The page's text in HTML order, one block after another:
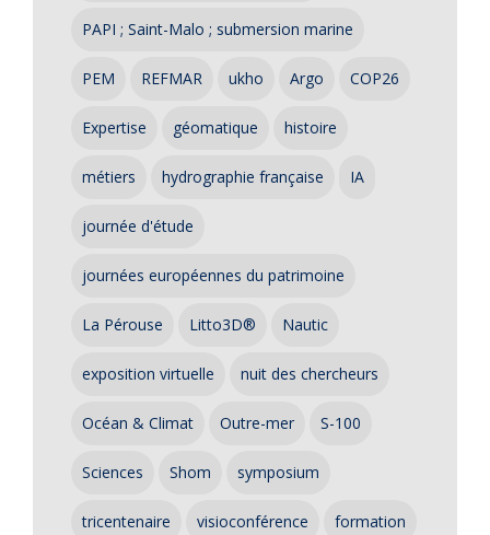
PAPI ; Saint-Malo ; submersion marine
PEM REFMAR ukho Argo COP26
Expertise géomatique histoire
métiers hydrographie française IA
journée d'étude
journées européennes du patrimoine
La Pérouse Litto3D® Nautic
exposition virtuelle nuit des chercheurs
Océan & Climat Outre-mer S-100
Sciences Shom symposium
tricentenaire visioconférence formation